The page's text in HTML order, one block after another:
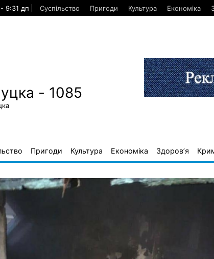
9:31 дп Суспільство Пригоди Культура Економіка
- 1085
Пригоди Культура Економіка Здоров’я